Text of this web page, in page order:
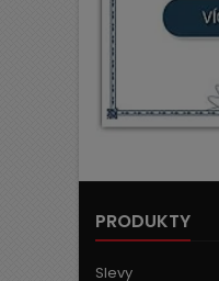
PRODUKTY
Slevy